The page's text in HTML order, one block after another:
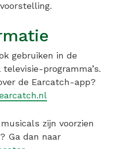
gebruiken in de
programma’s.
de Earcatch-app?
zijn voorzien
Ga dan naar